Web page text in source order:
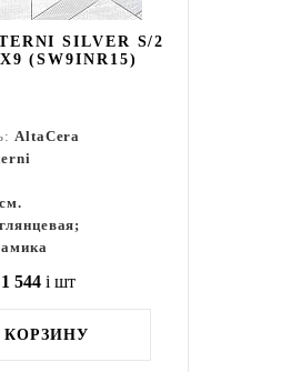
SILVER S/2
(SW9INR15)
AltaCera
глянцевая;
1 544 i шт
КОРЗИНУ